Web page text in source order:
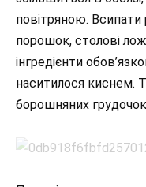
повітряною.
порошок, столові
інгредієнти
наситилося киснем.
борошняних